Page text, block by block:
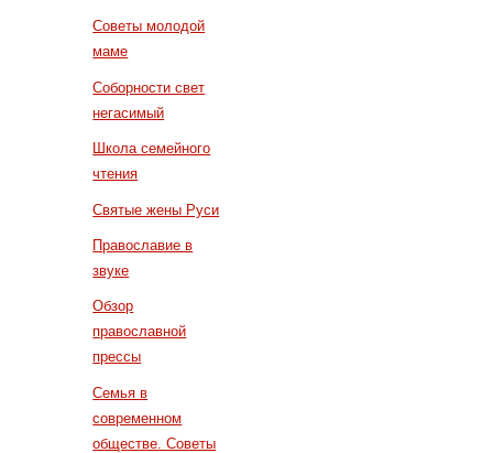
Советы молодой
маме
Соборности свет
негасимый
Школа семейного
чтения
Святые жены Руси
Православие в
звуке
Обзор
православной
прессы
Семья в
современном
обществе. Советы